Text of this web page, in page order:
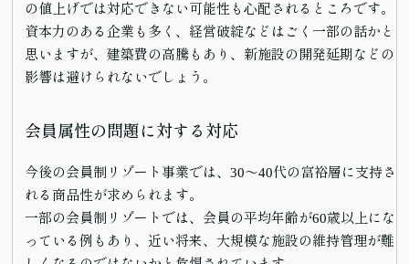
の値上げでは対応できない可能性も心配されるところです。
資本力のある企業も多く、経営破綻などはごく一部の話かと
思いますが、建築費の高騰もあり、新施設の開発延期などの
影響は避けられないでしょう。
会員属性の問題に対する対応
今後の会員制リゾート事業では、30～40代の富裕層に支持さ
れる商品性が求められます。
一部の会員制リゾートでは、会員の平均年齢が60歳以上にな
っている例もあり、近い将来、大規模な施設の維持管理が難